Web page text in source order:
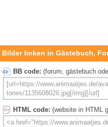
Bilder linken in Gästebuch,
BB code: (forum, gästebuch
HTML code: (website in HTML